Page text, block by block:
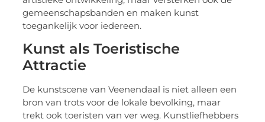
gemeenschapsbanden en maken kunst
toegankelijk voor iedereen.
Kunst als Toeristische
Attractie
De kunstscene van Veenendaal is niet alleen een
bron van trots voor de lokale bevolking, maar
trekt ook toeristen van ver weg. Kunstliefhebbers